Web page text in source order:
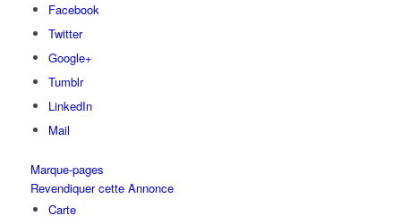
Facebook
Twitter
Google+
Tumblr
LinkedIn
Mail
Marque-pages
Revendiquer cette Annonce
Carte